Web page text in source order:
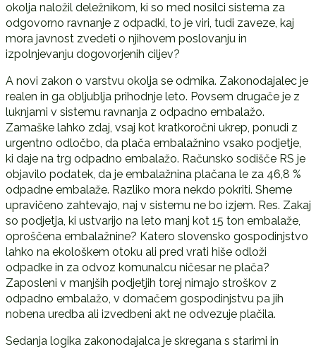
okolja naložil deležnikom, ki so med nosilci sistema za
odgovorno ravnanje z odpadki, to je viri, tudi zaveze, kaj
mora javnost zvedeti o njihovem poslovanju in
izpolnjevanju dogovorjenih ciljev?
A novi zakon o varstvu okolja se odmika. Zakonodajalec je
realen in ga obljublja prihodnje leto. Povsem drugače je z
luknjami v sistemu ravnanja z odpadno embalažo.
Zamaške lahko zdaj, vsaj kot kratkoročni ukrep, ponudi z
urgentno odločbo, da plača embalažnino vsako podjetje,
ki daje na trg odpadno embalažo. Računsko sodišče RS je
objavilo podatek, da je embalažnina plačana le za 46,8 %
odpadne embalaže. Razliko mora nekdo pokriti. Sheme
upravičeno zahtevajo, naj v sistemu ne bo izjem. Res. Zakaj
so podjetja, ki ustvarijo na leto manj kot 15 ton embalaže,
oproščena embalažnine? Katero slovensko gospodinjstvo
lahko na ekološkem otoku ali pred vrati hiše odloži
odpadke in za odvoz komunalcu ničesar ne plača?
Zaposleni v manjših podjetjih torej nimajo stroškov z
odpadno embalažo, v domačem gospodinjstvu pa jih
nobena uredba ali izvedbeni akt ne odvezuje plačila.
Sedanja logika zakonodajalca je skregana s starimi in